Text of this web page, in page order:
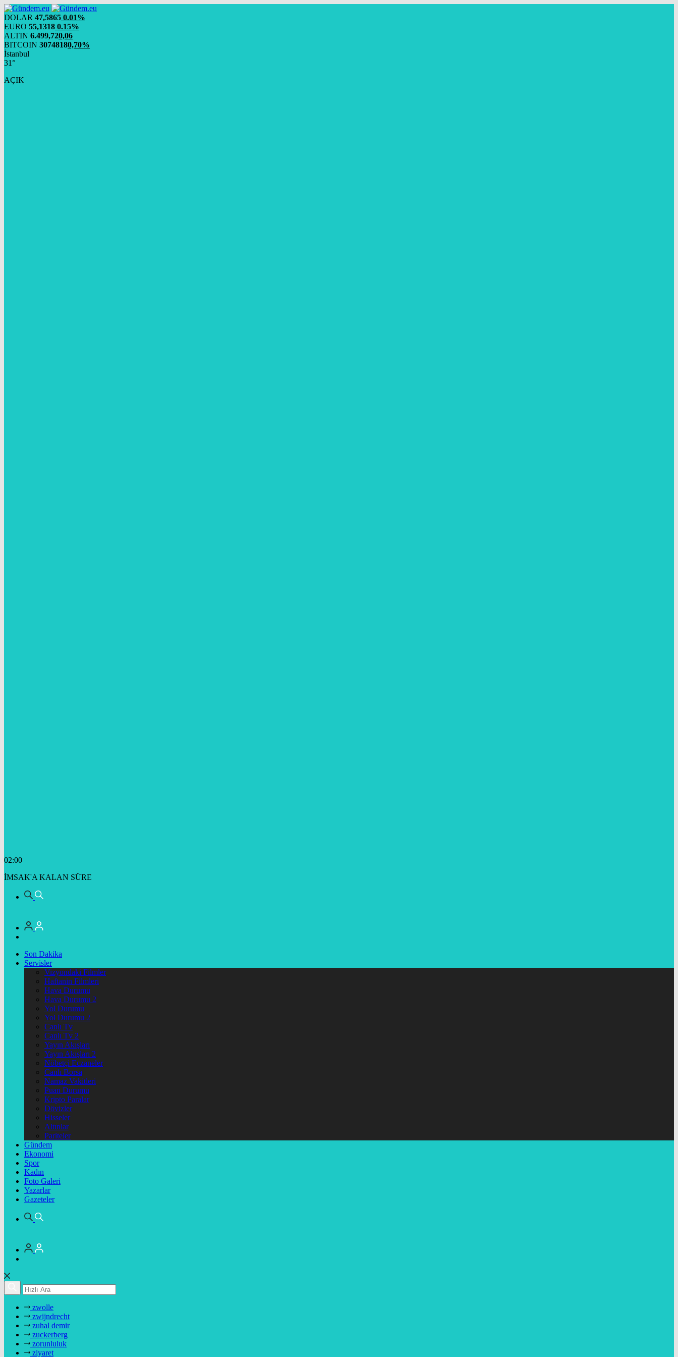
DOLAR 47,5865 0.01%
EURO 55,1318 0.15%
ALTIN 6.499,720,06
BITCOIN 30748180,70%
İstanbul
31°
AÇIK
02:00
İMSAK'A KALAN SÜRE
Son Dakika
Servisler
Vizyondaki Filmler
Haftanin Filmleri
Hava Durumu
Hava Durumu 2
Yol Durumu
Yol Durumu 2
Canlı Tv
Canlı Tv 2
Yayın Akışları
Yayın Akışları 2
Nöbetçi Eczaneler
Canlı Borsa
Namaz Vakitleri
Puan Durumu
Kripto Paralar
Dövizler
Hisseler
Altınlar
Pariteler
Gündem
Ekonomi
Spor
Kadın
Foto Galeri
Yazarlar
Gazeteler
zwolle
zwijndrecht
zuhal demir
zuckerberg
zorunluluk
ziyaret